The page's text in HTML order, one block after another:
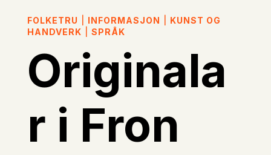
FOLKETRU INFORMASJON
KUNST OG
HANDVERK
SPRÅK
Originala
r i Fron